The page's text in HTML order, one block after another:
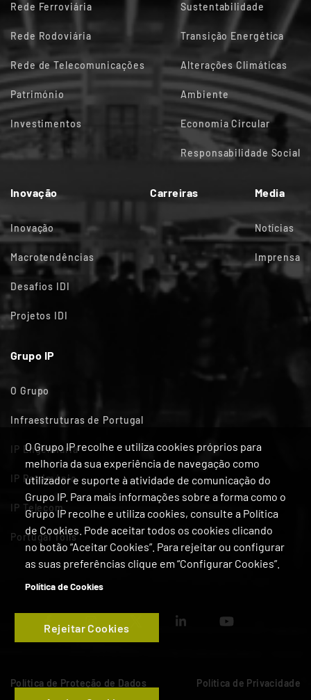
O Grupo IP recolhe e utiliza cookies próprios para
melhoria da sua experiência de navegação como
utilizador e suporte à atividade de comunicação do
Grupo IP. Para mais informações sobre a forma como o
Grupo IP recolhe e utiliza cookies, consulte a Política
de Cookies. Pode aceitar todos os cookies clicando
no botão “Aceitar Cookies”. Para rejeitar ou configurar
as suas preferências clique em “Configurar Cookies”.
Política de Cookies
Rejeitar Cookies
Rede Ferroviária
Rede Rodoviária
Rede de Telecomunicações
Património
Investimentos
Sustentabilidade
Transição Energética
Alterações Climáticas
Ambiente
Economia Circular
Responsabilidade Social
Inovação
Inovação
Macrotendências
Desafios IDI
Projetos IDI
Carreiras Media
Notícias
Imprensa
Grupo IP
O Grupo
Infraestruturas de Portugal
IP Engenharia
IP Património
IP Telecom
Portugal Tolls
Política de Proteção de Dados
Política de Privacidade